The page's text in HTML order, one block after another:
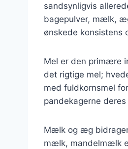
sandsynligvis
bagepulver, mælk,
ønskede konsistens
Mel er den primære
det rigtige mel;
med fuldkornsmel
pandekagerne
Mælk og æg
mælk, mandelmælk